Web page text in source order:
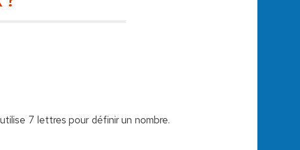
7 lettres pour définir un nombre.